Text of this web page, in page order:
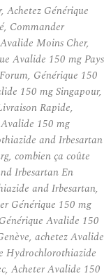
Générique
Commander
Moins Cher,
Avalide 150 mg Pays
Générique 150
150 mg Singapour,
Rapide,
150 mg
and Irbesartan
combien ça coûte
Irbesartan En
and Irbesartan,
Générique 150 mg
Avalide 150
achetez Avalide
Hydrochlorothiazide
Acheter Avalide 150